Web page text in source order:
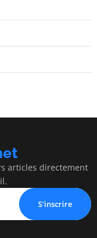
articles directement
S'inscrire